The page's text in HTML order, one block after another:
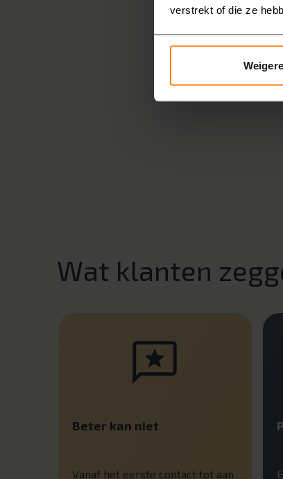
verstrekt of die ze
Wat klanten
Beter kan niet
Vanaf het eerste contact tot aan